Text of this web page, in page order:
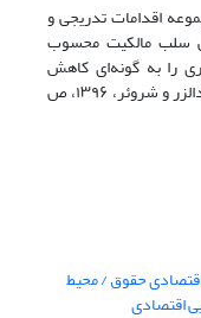
اقدامات تدریجی و
سلب مالکیت محسوب
را به گونهای کاهش
دهد که عملاً معادل سلب مالکیت است» (دالزر و شروئر، ۱۳۹۶، ص
حقوق / محیط
اقتصادی